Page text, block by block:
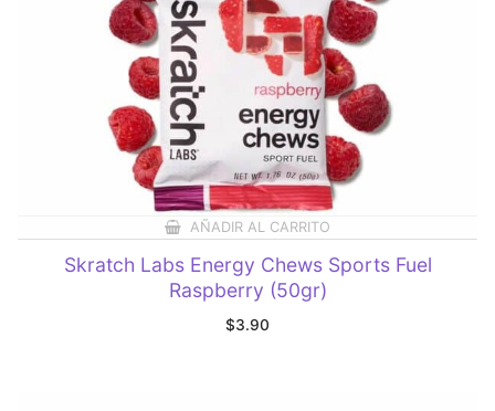
AÑADIR AL CARRITO
Skratch Labs Energy Chews Sports Fuel
Raspberry (50gr)
$3.90